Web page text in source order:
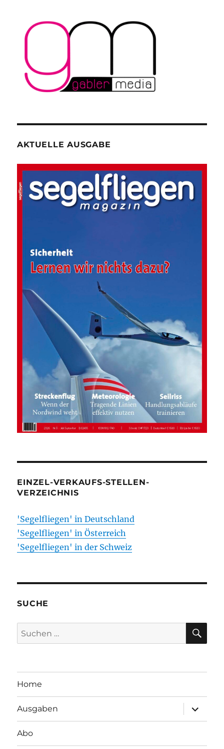
AKTUELLE AUSGABE
EINZEL-VERKAUFS-STELLEN-
VERZEICHNIS
'Segelfliegen' in Deutschland
'Segelfliegen' in Österreich
'Segelfliegen' in der Schweiz
SUCHE
Suchen
nach:
Home
Ausgaben
öffnen
Abo